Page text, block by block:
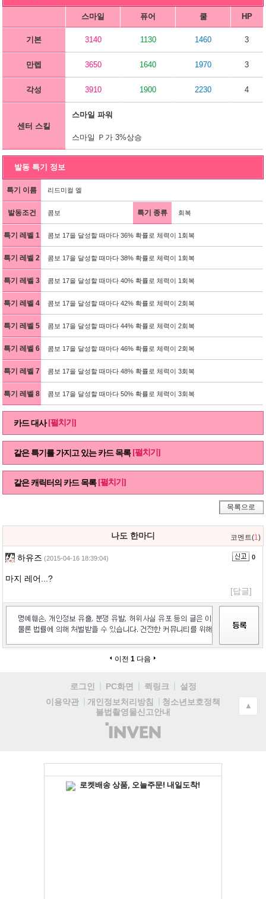
스마일 퓨어 쿨 HP
기본 3140 1130 1460 3
만렙 3650 1640 1970 3
각성 3910 1900 2230 4
센터 스킬
스마일 파워
스마일 Ｐ가 3%상승
발동 특기 정보
특기 이름 리드미컬 엘
발동조건 콤보 특기 종류 회복
특기 레벨 1 콤보 17을 달성할 때마다 36% 확률로 체력이 1회복
특기 레벨 2 콤보 17을 달성할 때마다 38% 확률로 체력이 1회복
특기 레벨 3 콤보 17을 달성할 때마다 40% 확률로 체력이 1회복
특기 레벨 4 콤보 17을 달성할 때마다 42% 확률로 체력이 2회복
특기 레벨 5 콤보 17을 달성할 때마다 44% 확률로 체력이 2회복
특기 레벨 6 콤보 17을 달성할 때마다 46% 확률로 체력이 2회복
특기 레벨 7 콤보 17을 달성할 때마다 48% 확률로 체력이 3회복
특기 레벨 8 콤보 17을 달성할 때마다 50% 확률로 체력이 3회복
카드 대사 [펼치기]
같은 특기를 가지고 있는 카드 목록 [펼치기]
같은 캐릭터의 카드 목록 [펼치기]
목록으로
나도 한마디 코멘트(1 )
하유즈 (2015-04-16 18:39:04) 0
마지 레어...?
[답글]
이전 1 다음
로그인 PC화면 퀵링크
설정
이용약관
개인정보처리방침
청소년보호정책
불법촬영물신고안내
(주)
인
▲